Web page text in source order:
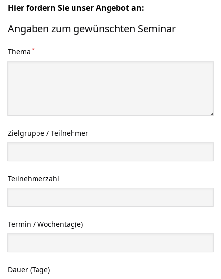
Hier fordern Sie unser Angebot an:
Angaben zum gewünschten Seminar
Thema *
Zielgruppe / Teilnehmer
Teilnehmerzahl
Termin / Wochentag(e)
Dauer (Tage)